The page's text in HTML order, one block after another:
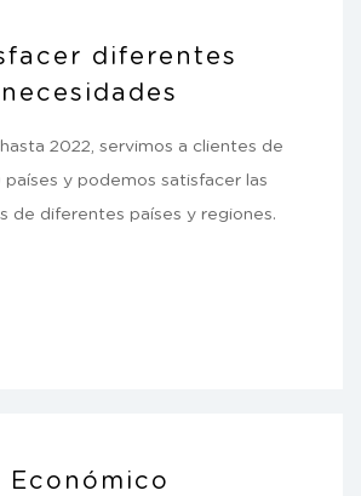
diferentes
necesidades
2022, servimos a clientes de
países y podemos satisfacer las
de diferentes países y regiones.
Económico